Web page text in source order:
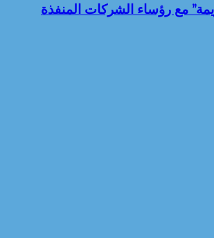
مع رؤساء الشركات المنفذة